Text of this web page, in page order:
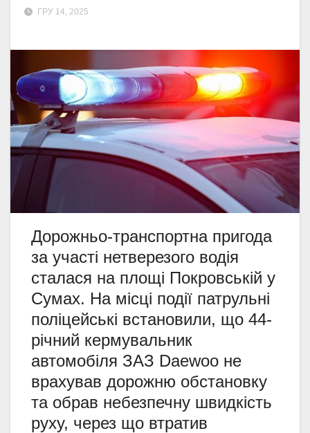
ГРУ 14, 2025
Дорожньо-транспортна пригода
за участі нетверезого водія
сталася на площі Покровській у
Сумах. На місці події патрульні
поліцейські встановили, що 44-
річний кермувальник
автомобіля ЗАЗ Daewoo не
врахував дорожню обстановку
та обрав небезпечну швидкість
руху, через що втратив